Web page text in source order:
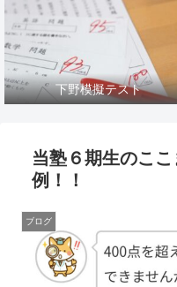
下野模擬テスト
当塾６期生のこ
例！！
ブログ